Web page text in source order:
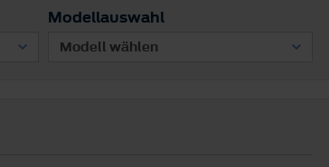
Modellauswahl